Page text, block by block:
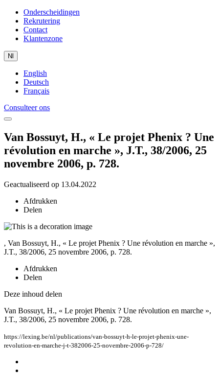
Onderscheidingen
Rekrutering
Contact
Klantenzone
Nl
English
Deutsch
Français
Consulteer ons
Van Bossuyt, H., « Le projet Phenix ? Une
révolution en marche », J.T., 38/2006, 25
novembre 2006, p. 728.
Geactualiseerd op 13.04.2022
Afdrukken
Delen
, Van Bossuyt, H., « Le projet Phenix ? Une révolution en marche »,
J.T., 38/2006, 25 novembre 2006, p. 728.
Afdrukken
Delen
Deze inhoud delen
Van Bossuyt, H., « Le projet Phenix ? Une révolution en marche »,
J.T., 38/2006, 25 novembre 2006, p. 728.
https://lexing.be/nl/publications/van-bossuyt-h-le-projet-phenix-une-
revolution-en-marche-j-t-382006-25-novembre-2006-p-728/